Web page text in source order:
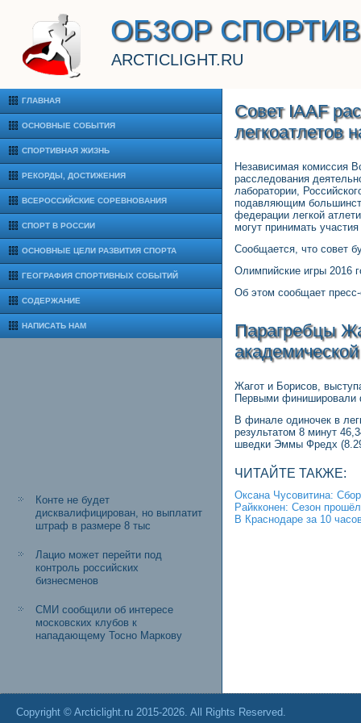
ОБЗОР
ARCTICLIGHT.RU
ГЛАВНАЯ
ОСНОВНЫЕ СОБЫТИЯ
СПОРТИВНАЯ ЖИЗНЬ
РЕКОРДЫ, ДОСТИЖЕНИЯ
ВСЕРОССИЙСКИЕ СОРЕВНОВАНИЯ
СПОРТ В РОССИИ
ОСНОВНЫЕ ЦЕЛИ РАЗВИТИЯ СПОРТА
ГЕОГРАФИЯ СПОРТИВНЫХ СОБЫТИЙ
СОДЕРЖАНИЕ
НАПИСАТЬ НАМ
Конте не будет
дисквалифицирован, но выплатит
штраф в размере 8 тыс
Лацио может перейти под
контроль российских
бизнесменов
СМИ сообщили об интересе
московских клубов к
нападающему Тосно Маркову
Совет IAAF
легкоатлетов
Независимая комиссия
расследования
лаборатории,
подавляющим
федерации легкой
могут принимать
Сообщается, что совет
Олимпийские игры 2016
Об этом сообщает
Парагребцы
Жагот и Борисов,
Первыми финишировали
В финале одиночек в
результатом 8 минут
шведки Эммы Фредх
ЧИТАЙТЕ ТАКЖЕ:
Оксана Чусовитина:
Райкконен: Сезон
В Краснодаре за 10
Copyright © Arcticlight.ru 2015-2026. All Rights Reserved.